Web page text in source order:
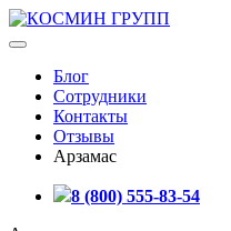
Блог
Сотрудники
Контакты
Отзывы
Арзамас
8 (800) 555-83-54